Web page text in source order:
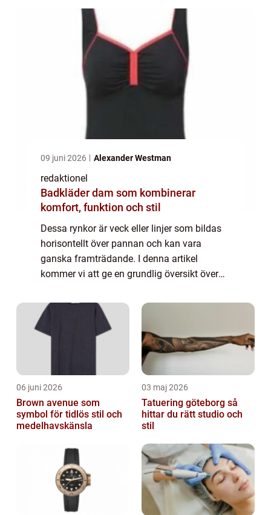
09 juni 2026 Alexander Westman
redaktionel
Badkläder dam som kombinerar
komfort, funktion och stil
Dessa rynkor är veck eller linjer som bildas
horisontellt över pannan och kan vara
ganska framträdande. I denna artikel
kommer vi att ge en grundlig översikt över
rynkor som finns, samt deras popularitet o...
06 juni 2026
Brown avenue som
symbol för tidlös stil och
medelhavskänsla
03 maj 2026
Tatuering göteborg så
hittar du rätt studio och
stil